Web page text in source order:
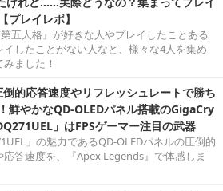
プレイレポ】
第五人格』が好きな人やプレイしたことある
イしたことがない人など、様々な4人を集め
ました！
的応答速度やリフレッシュレートで勝ち
鮮やかなQD-OLEDパネル搭載のGigaCry
」はFPSゲーマー注目の武器
」の魅力であるQD-OLEDパネルの圧倒的
応答速度を、『Apex Legends』で体感しま